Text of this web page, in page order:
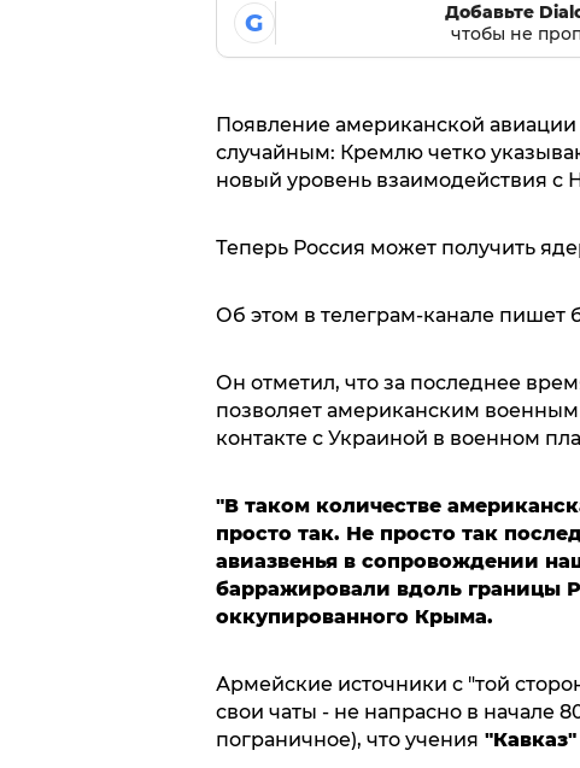
G
Добавьте
чтобы не
Появление американской
случайным: Кремлю четко
новый уровень взаимодействия
Теперь Россия может получить
Об этом в телеграм-канале пишет
Он отметил, что за последнее
позволяет американским военным
контакте с Украиной в военном
"В таком количестве
просто так. Не просто так
авиазвенья в сопровождении
барражировали вдоль границы
оккупированного Крыма.
Армейские источники с "той
свои чаты - не напрасно в начале
пограничное), что учения